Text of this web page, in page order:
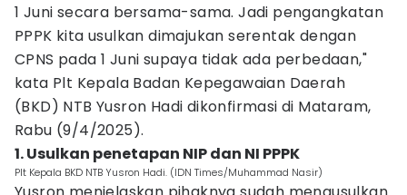
1 Juni secara bersama-sama. Jadi pengangkatan
PPPK kita usulkan dimajukan serentak dengan
CPNS pada 1 Juni supaya tidak ada perbedaan,"
kata Plt Kepala Badan Kepegawaian Daerah
(BKD) NTB Yusron Hadi dikonfirmasi di Mataram,
Rabu (9/4/2025).
1. Usulkan penetapan NIP dan NI PPPK
Plt Kepala BKD NTB Yusron Hadi. (IDN Times/Muhammad Nasir)